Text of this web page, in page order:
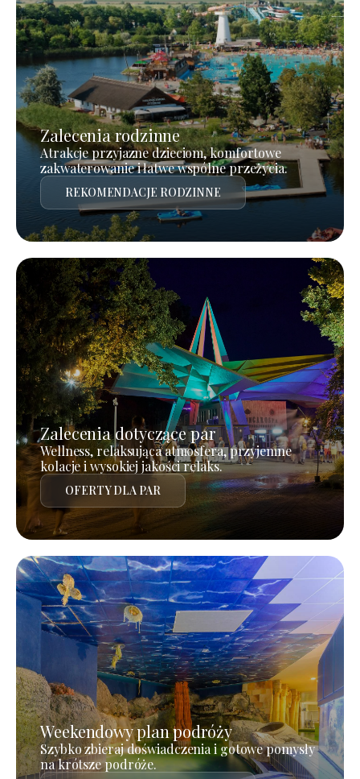
Zalecenia rodzinne
Atrakcje przyjazne dzieciom, komfortowe
zakwaterowanie i łatwe wspólne przeżycia.
REKOMENDACJE RODZINNE
Zalecenia dotyczące par
Wellness, relaksująca atmosfera, przyjemne
kolacje i wysokiej jakości relaks.
OFERTY DLA PAR
Weekendowy plan podróży
Szybko zbieraj doświadczenia i gotowe pomysły
na krótsze podróże.